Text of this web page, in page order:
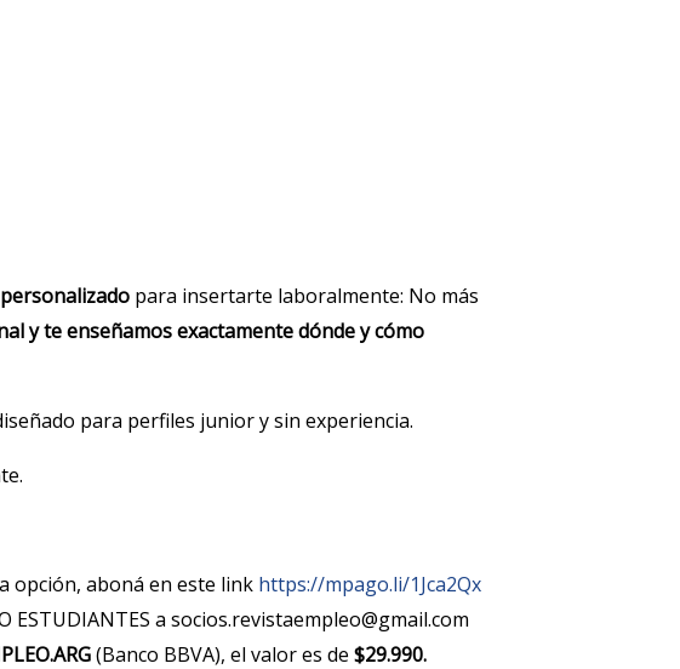
para insertarte laboralmente: No más
y te enseñamos exactamente dónde y cómo
para perfiles junior y sin experiencia.
opción, aboná en este link https://mpago.li/1Jca2Qx
a socios.revistaempleo@gmail.com
(Banco BBVA), el valor es de $29.990.